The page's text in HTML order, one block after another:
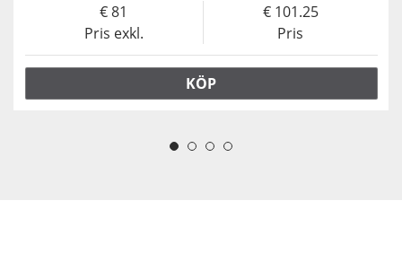
Pris exkl.
81
Pris
101.25
KÖP